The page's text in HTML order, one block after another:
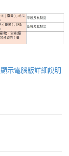
顯示電腦版詳細說明